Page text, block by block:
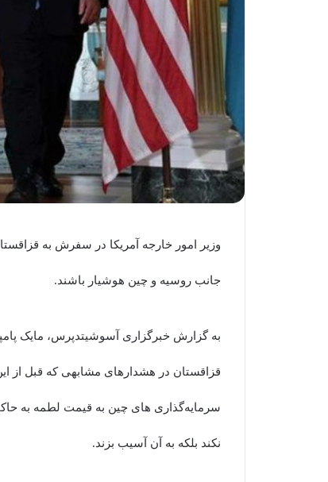
وزیر امور خارجه آمریکا در سفرش به
جانب روسیه و چین هوشیار باشند.
به گزارش خبرگزاری آسوشیتدپرس، مایک
قزاقستان در هشدارهای مشابهی که قبل از
سرمایه‌گذاری های چین به قیمت لطمه به
نکند بلکه به آن آسیب بزند.